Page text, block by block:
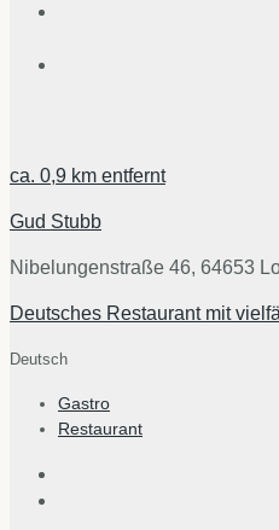
ca. 0,9 km entfernt
Gud Stubb
Nibelungenstraße 46, 64653
Deutsches Restaurant mit
Deutsch
Gastro
Restaurant